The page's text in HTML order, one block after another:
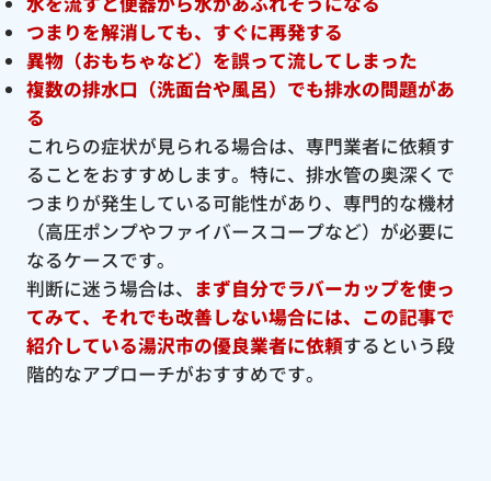
つまりを解消しても、すぐに再発する
異物（おもちゃなど）を誤って流してしまった
複数の排水口（洗面台や風呂）でも排水の問題があ
る
これらの症状が見られる場合は、専門業者に依頼す
ることをおすすめします。特に、排水管の奥深くで
つまりが発生している可能性があり、専門的な機材
（高圧ポンプやファイバースコープなど）が必要に
なるケースです。
判断に迷う場合は、 まず自分でラバーカップを使っ
てみて、それでも改善しない場合には、この記事で
紹介している湯沢市の優良業者に依頼するという段
階的なアプローチがおすすめです。